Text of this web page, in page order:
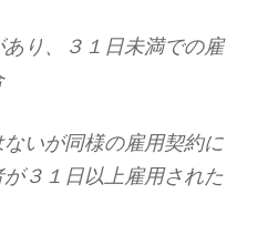
り、３１日未満での雇
いが同様の雇用契約に
３１日以上雇用された